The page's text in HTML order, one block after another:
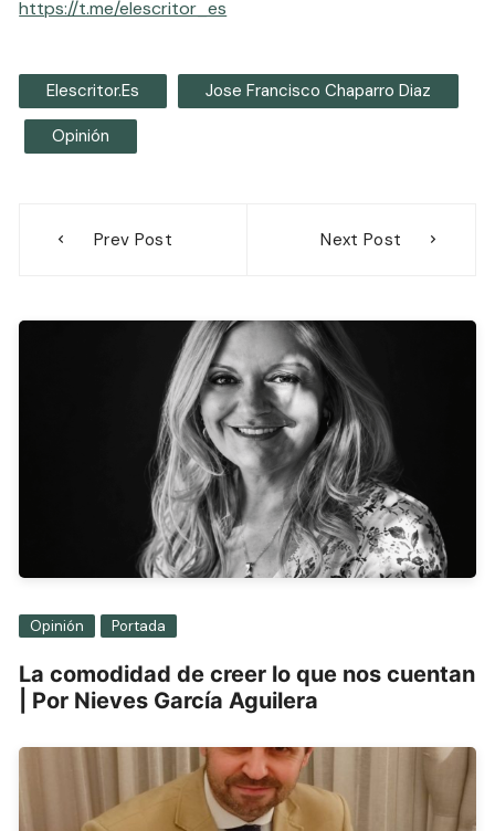
https://t.me/elescritor_es
Elescritor.es Jose Francisco Chaparro Diaz
Opinión
Prev Post Next Post
Opinión Portada
La comodidad de creer lo que nos cuentan
| Por Nieves García Aguilera